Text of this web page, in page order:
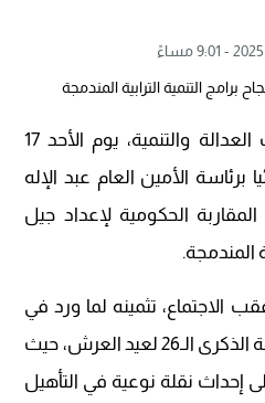
عقدت الأمانة العامة لحزب العدالة والتنمية، يوم الأحد 17
برئاسة الأمين العام عبد الإله
الحكومية لإعداد جيل
المندمجة.
الاجتماع، تثمينه لما ورد في
الخطاب الملكي الأخير بمناسبة الذكرى الـ26 لعيد العرش، حيث
إحداث نقلة نوعية في التأهيل